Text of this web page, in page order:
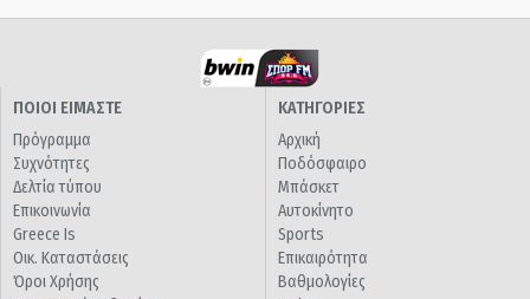
ΠΟΙΟΙ ΕΙΜΑΣΤΕ
Πρόγραμμα
Συχνότητες
Δελτία τύπου
Επικοινωνία
Greece Is
Οικ. Καταστάσεις
Όροι Χρήσης
ΚΑΤΗΓΟΡΙΕΣ
Αρχική
Ποδόσφαιρο
Μπάσκετ
Αυτοκίνητο
Sports
Επικαιρότητα
Βαθμολογίες